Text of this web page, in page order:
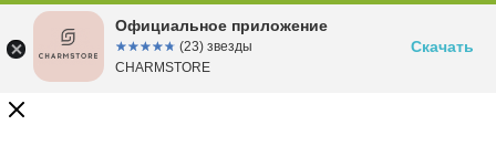
Официальное приложение
☆☆☆☆☆
★★★★★ (23) звезды
CHARMSTORE
Скачать